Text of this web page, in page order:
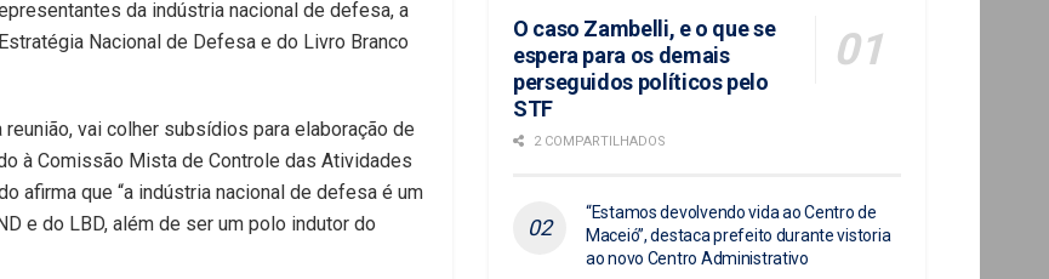
da indústria nacional de defesa, a
Nacional de Defesa e do Livro Branco
reunião, vai colher subsídios para elaboração de
à Comissão Mista de Controle das Atividades
afirma que “a indústria nacional de defesa é um
e do LBD, além de ser um polo indutor do
O caso Zambelli, e o que se
espera para os demais
perseguidos políticos pelo
STF
2 COMPARTILHADOS
“Estamos devolvendo vida ao Centro de
Maceió”, destaca prefeito durante vistoria
ao novo Centro Administrativo